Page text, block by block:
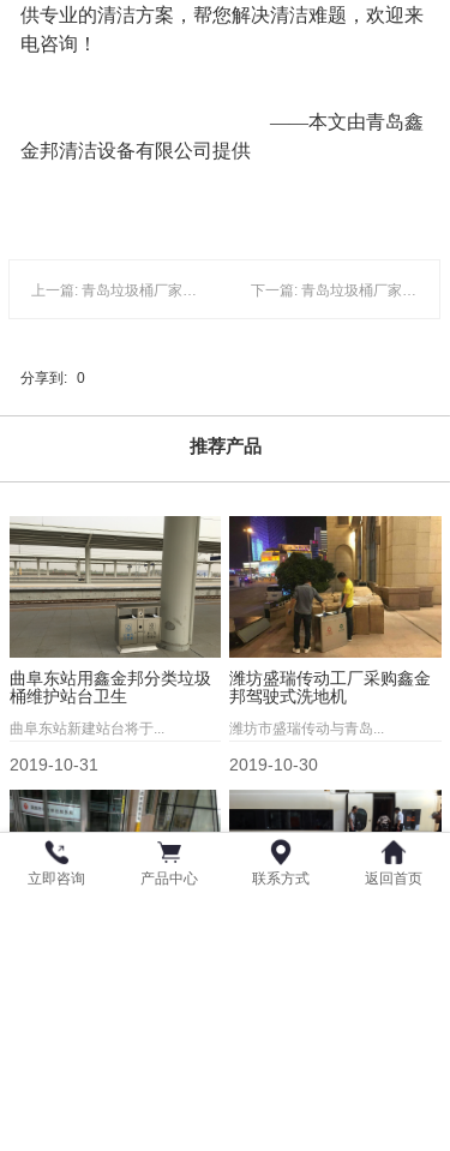
供专业的清洁方案，帮您解决清洁难题，欢迎来
电咨询！
——本文由青岛鑫
金邦清洁设备有限公司提供
上一篇: 青岛垃圾桶厂家解答：环卫垃圾桶有什么作用？ 下一篇: 青岛垃圾桶厂家透露：塑料垃圾桶区分好坏的秘密
分享到: 0
推荐产品
曲阜东站用鑫金邦分类垃圾
桶维护站台卫生
曲阜东站新建站台将于...
2019-10-31
潍坊盛瑞传动工厂采购鑫金
邦驾驶式洗地机
潍坊市盛瑞传动与青岛...
2019-10-30
立即咨询 产品中心 联系方式 返回首页